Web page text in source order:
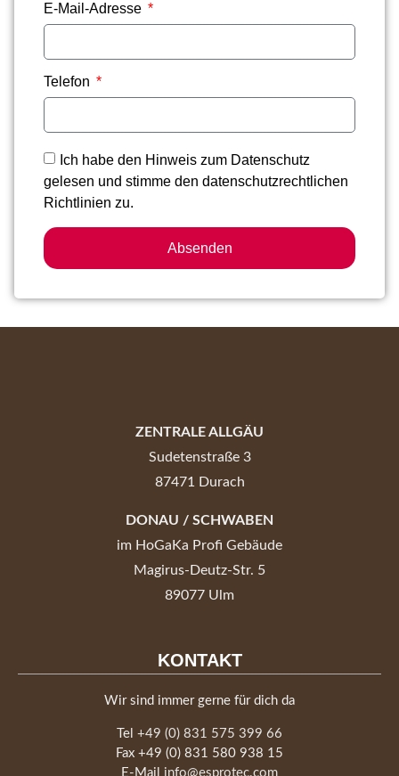
E-Mail-Adresse
Telefon
Ich habe den Hinweis zum Datenschutz
gelesen und stimme den datenschutzrechtlichen
Richtlinien zu.
Absenden
ZENTRALE ALLGÄU
Sudetenstraße 3
87471 Durach
DONAU / SCHWABEN
im HoGaKa Profi Gebäude
Magirus-Deutz-Str. 5
89077 Ulm
KONTAKT
Wir sind immer gerne für dich da
Tel +49 (0) 831 575 399 66
Fax +49 (0) 831 580 938 15
E-Mail
info@esprotec.com